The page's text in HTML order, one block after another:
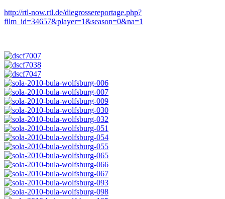
http://rtl-now.rtl.de/diegrossereportage.php?
film_id=34657&player=1&season=0&na=1